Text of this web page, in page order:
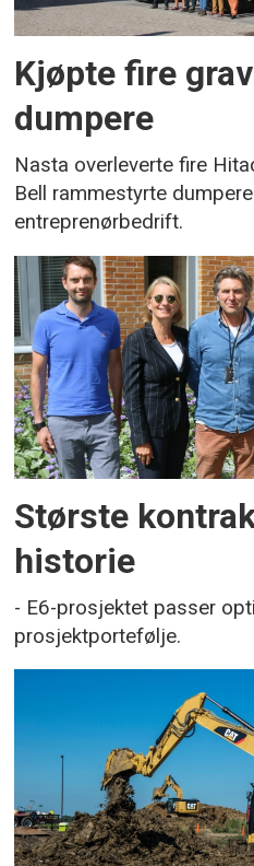
Kjøpte fire
dumpere
Nasta overleverte fire
Bell rammestyrte
entreprenørbedrift.
Største
historie
- E6-prosjektet passer
prosjektportefølje.